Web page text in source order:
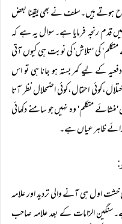
طرح ہوتے ہیں۔سلف نے بھی یقینا بعض
قدم رنجہ فرمایا ہے۔سوال یہ ہے کہ
کی 'تلاش' کی نوبت ہی کیوں آتی
کے لیے کمر بستہ ہو جانا ہی تو اس
احتمال،کوئی اضمحلال نظر آتا
متکلم' وہ نہیں جو سامنے دکھائی
ظاہر عیاں ہے۔
خشت اول ہی آنے والی تردید اور علامہ
الزامات کے بعد علامہ صاحب